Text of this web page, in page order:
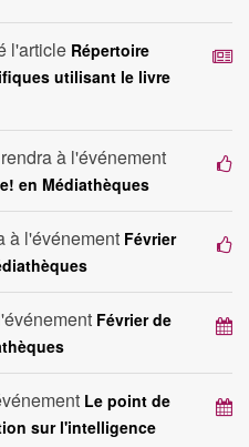
l'article Répertoire
utilisant le livre
à l'événement
en Médiathèques
à l'événement Février
Février de
Le point de
sur l'intelligence